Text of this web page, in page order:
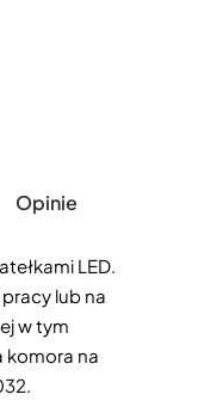
Opinie
LED.
lub na
w tym
komora na